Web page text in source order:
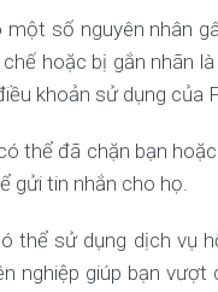
số nguyên nhân
hoặc bị gắn nhãn
khoản sử dụng của
thể đã chặn bạn
gửi tin nhắn cho họ.
thể sử dụng dịch vụ
nghiệp giúp bạn vượt